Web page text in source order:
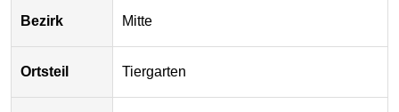
Bezirk Mitte
Ortsteil Tiergarten